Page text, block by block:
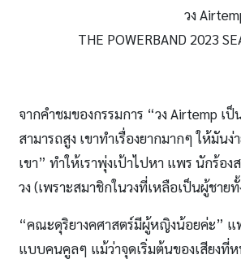
วง
THE POWERBAND 2023
จากคำชมของกรรมการ “วง Airtemp เป็
สามารถสูง เขาทำเรื่องยากมากๆ ให้มันง่
เขา” ทำให้เราพุ่งเป้าไปหา แพร นักร้อง
วง (เพราะสมาชิกในวงที่เหลือเป็นผู้ชาย
“คณะดุริยางคศาสตร์มีผู้หญิงน้อยค่ะ”
แบบคนคูลๆ แม้ว่าจุดเริ่มต้นของเสียงที่